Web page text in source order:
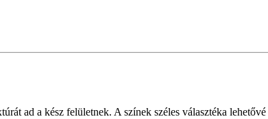
ad a kész felületnek. A színek széles választéka